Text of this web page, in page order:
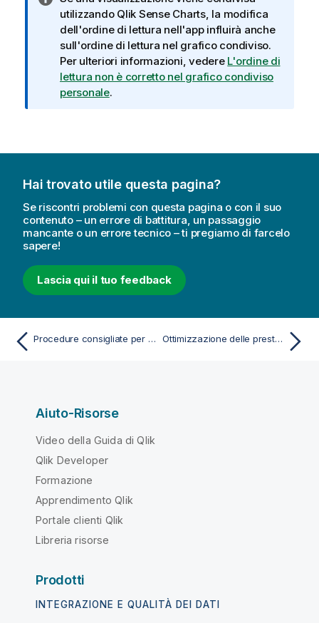
o
t
a
i
n
f
a
i
c
a
utilizzando Qlik SenseCharts, la modifica
dell'ordine di lettura nell'app influirà anche
sull'ordine di lettura nel grafico condiviso.
Per ulteriori informazioni, vedere L'ordine di
lettura non è corretto nel grafico condiviso
personale.
Hai trovato utile questa pagina?
Se riscontri problemi con questa pagina o con il suo
contenuto – un errore di battitura, un passaggio
mancante o un errore tecnico – ti pregiamo di farcelo
sapere!
Lascia qui il tuo feedback
Procedure consigliate per la progettazione di app accessibili Ottimizzazione delle prestazioni dell'app
Aiuto-Risorse
Video della Guida di Qlik
Qlik Developer
Formazione
Apprendimento Qlik
Portale clienti Qlik
Libreria risorse
Prodotti
INTEGRAZIONE E QUALITÀ DEI DATI